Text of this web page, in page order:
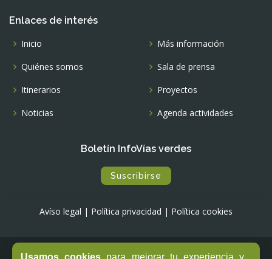
Usamos cookies para mejorar tu experiencia y
Enlaces de interés
Inicio
Quiénes somos
Itinerarios
Noticias
Más información
Sala de prensa
Proyectos
Agenda actividades
Boletín InfoVías verdes
Suscribirse
Avíso legal | Política privacidad | Política cookies